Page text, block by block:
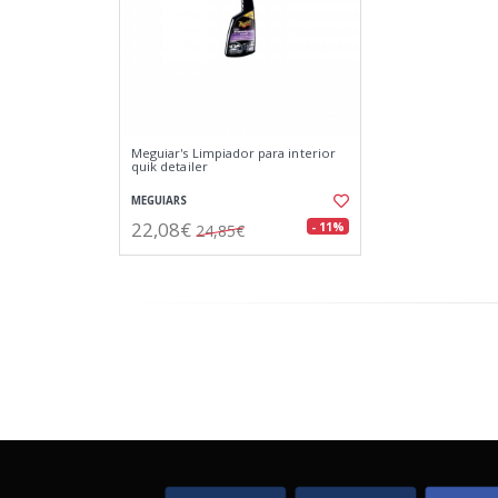
Meguiar's Limpiador para interior
quik detailer
MEGUIARS
22,08€ 24,85€ - 11%